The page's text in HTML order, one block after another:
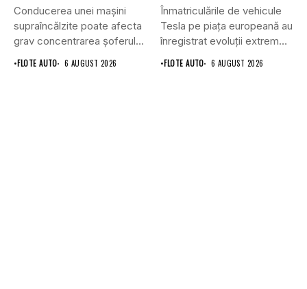
Conducerea unei mașini
supraîncălzite poate afecta
grav concentrarea șoferului
și poate crește...
•FLOTE AUTO 6 AUGUST 2026
Înmatriculările de vehicule
Tesla pe piața europeană au
înregistrat evoluții extrem
de...
•FLOTE AUTO 6 AUGUST 2026